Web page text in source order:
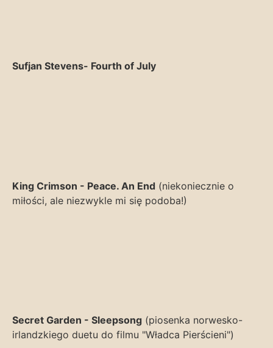
Sufjan Stevens- Fourth of July
King Crimson - Peace. An End (niekoniecznie o
miłości, ale niezwykle mi się podoba!)
Secret Garden - Sleepsong (piosenka norwesko-
irlandzkiego duetu do filmu "Władca Pierścieni")